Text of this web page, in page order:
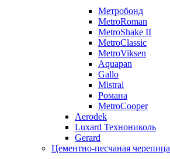
Метробонд
MetroRoman
MetroShake II
MetroClassic
MetroViksen
Aquapan
Gallo
Mistral
Романа
MetroCooper
Aerodek
Luxard Технониколь
Gerard
Цементно-песчаная черепица